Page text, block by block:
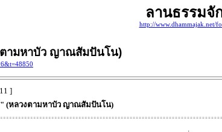
ลานธรรมจั
http://www.dhammajak.net/
ามหาบัว ญาณสัมปันโน)
]
(หลวงตามหาบัว ญาณสัมปันโน)